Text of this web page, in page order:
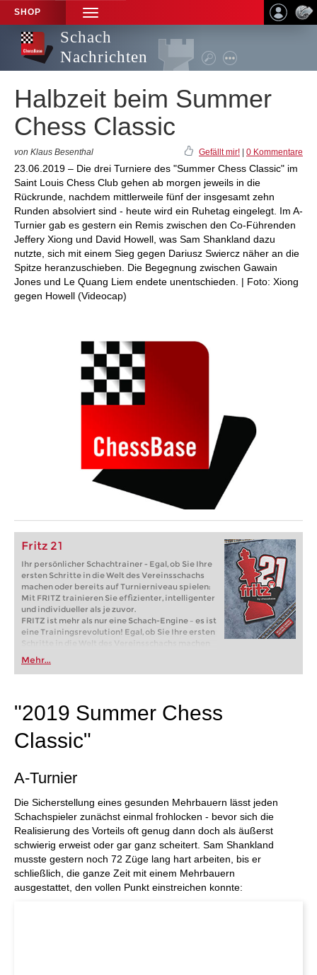
SHOP
TOGGLE
NAVIGATION
Schach
Nachrichten
Halbzeit beim Summer
Chess Classic
von Klaus Besenthal Gefällt mir! 0 Kommentare
23.06.2019 – Die drei Turniere des "Summer Chess Classic" im
Saint Louis Chess Club gehen ab morgen jeweils in die
Rückrunde, nachdem mittlerweile fünf der insgesamt zehn
Runden absolviert sind - heute wird ein Ruhetag eingelegt. Im A-
Turnier gab es gestern ein Remis zwischen den Co-Führenden
Jeffery Xiong und David Howell, was Sam Shankland dazu
nutzte, sich mit einem Sieg gegen Dariusz Swiercz näher an die
Spitze heranzuschieben. Die Begegnung zwischen Gawain
Jones und Le Quang Liem endete unentschieden. | Foto: Xiong
gegen Howell (Videocap)
Fritz 21
Ihr persönlicher Schachtrainer - Egal, ob Sie Ihre
ersten Schritte in die Welt des Vereinsschachs
machen oder bereits auf Turnierniveau spielen:
Mit FRITZ trainieren Sie effizienter, intelligenter
und individueller als je zuvor.
FRITZ ist mehr als nur eine Schach-Engine – es ist
eine Trainingsrevolution! Egal, ob Sie Ihre ersten
Schritte in die Welt des Vereinsschachs machen
oder bereits auf Turnierniveau spielen: Mit
FRITZ trainieren Sie effizienter, intelligenter und
individueller als je zuvor.
Mehr...
"2019 Summer Chess
Classic"
A-Turnier
Die Sicherstellung eines gesunden Mehrbauern lässt jeden
Schachspieler zunächst einmal frohlocken - bevor sich die
Realisierung des Vorteils oft genug dann doch als äußerst
schwierig erweist oder gar ganz scheitert. Sam Shankland
musste gestern noch 72 Züge lang hart arbeiten, bis er
schließlich, die ganze Zeit mit einem Mehrbauern
ausgestattet, den vollen Punkt einstreichen konnte: